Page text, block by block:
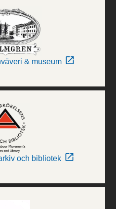
& museum
och bibliotek